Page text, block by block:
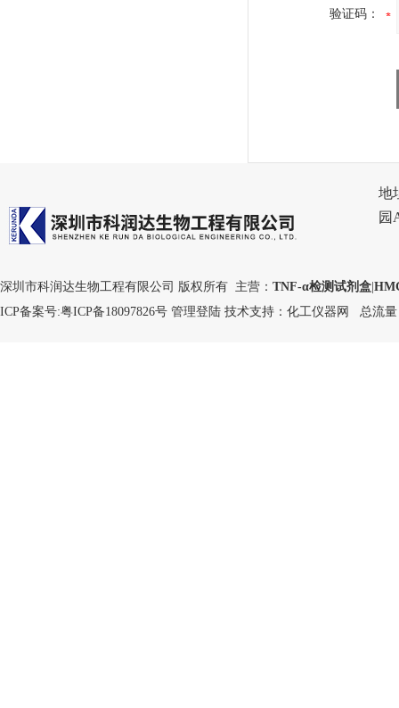
验证码：
地
园
深圳市科润达生物工程有限公司 版权所有 主营： TNF-α检测试剂盒
ICP备案号:粤ICP备18097826号 管理登陆 技术支持： 化工仪器网 总流量